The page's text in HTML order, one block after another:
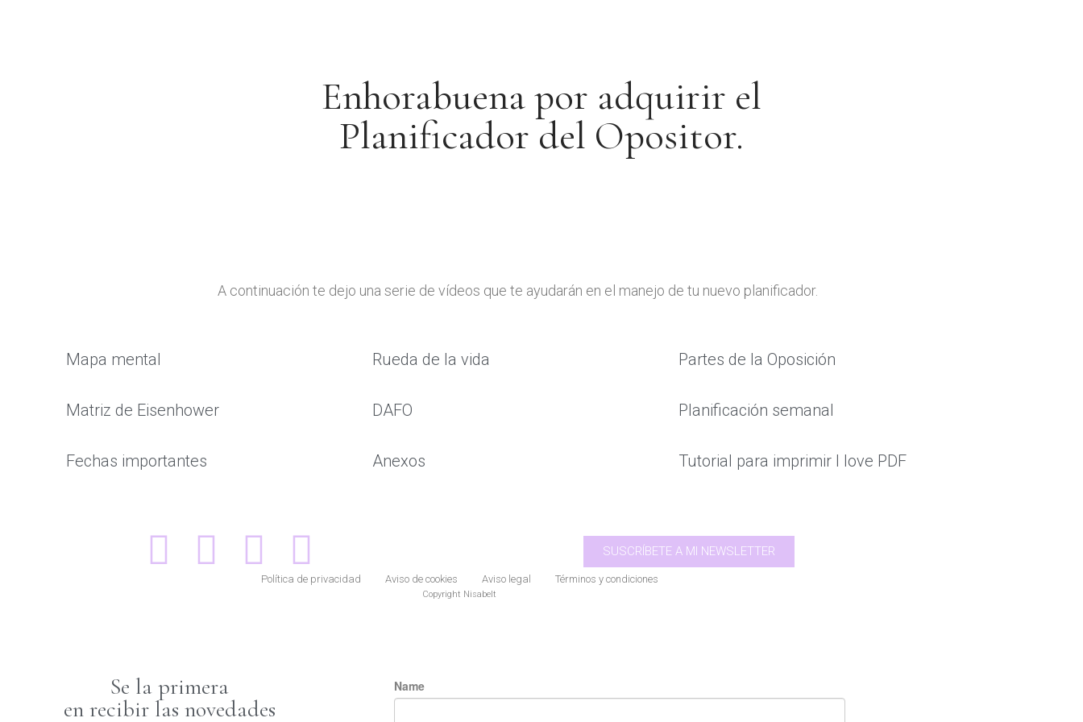
Enhorabuena por adquirir el
Planificador del Opositor.
A continuación te dejo una serie de vídeos que te ayudarán en el manejo de tu nuevo planificador.
Mapa mental Rueda de la vida Partes de la Oposición
Matriz de Eisenhower DAFO Planificación semanal
Fechas importantes Anexos Tutorial para imprimir I love PDF
SUSCRÍBETE A MI NEWSLETTER
Política de privacidad Aviso de cookies Aviso legal Términos y condiciones
Copyright Nisabelt
Se la primera
en recibir las novedades